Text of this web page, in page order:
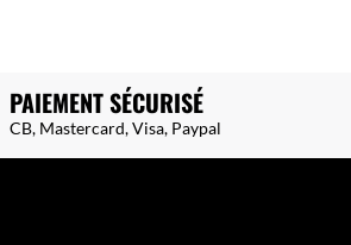
PAIEMENT SÉCURISÉ
CB, Mastercard, Visa, Paypal